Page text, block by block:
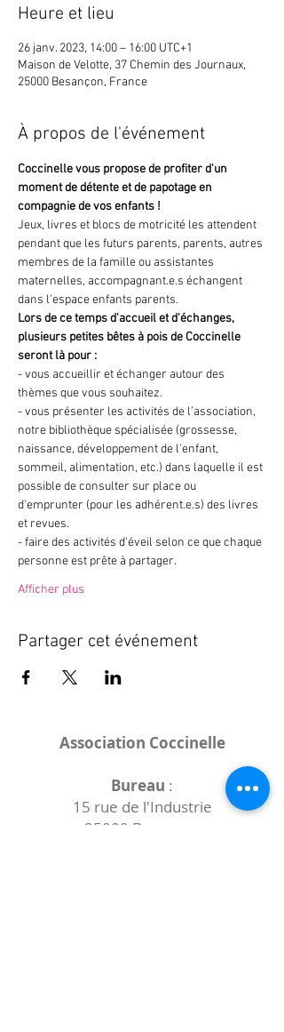
Heure et lieu
26 janv. 2023, 14:00 – 16:00 UTC+1
Maison de Velotte, 37 Chemin des Journaux,
25000 Besançon, France
À propos de l'événement
Coccinelle vous propose de profiter d'un
moment de détente et de papotage en
compagnie de vos enfants !
Jeux, livres et blocs de motricité les attendent
pendant que les futurs parents, parents, autres
membres de la famille ou assistantes
maternelles, accompagnant.e.s échangent
dans l'espace enfants parents.
Lors de ce temps d'accueil et d'échanges,
plusieurs petites bêtes à pois de Coccinelle
seront là pour :
- vous accueillir et échanger autour des
thèmes que vous souhaitez.
- vous présenter les activités de l’association,
notre bibliothèque spécialisée (grossesse,
naissance, développement de l'enfant,
sommeil, alimentation, etc.) dans laquelle il est
possible de consulter sur place ou
d'emprunter (pour les adhérent.e.s) des livres
et revues.
- faire des activités d'éveil selon ce que chaque
personne est prête à partager.
Afficher plus
Partager cet événement
Association Coccinelle
Bureau :
15 rue de l'Industrie
25000 Besançon